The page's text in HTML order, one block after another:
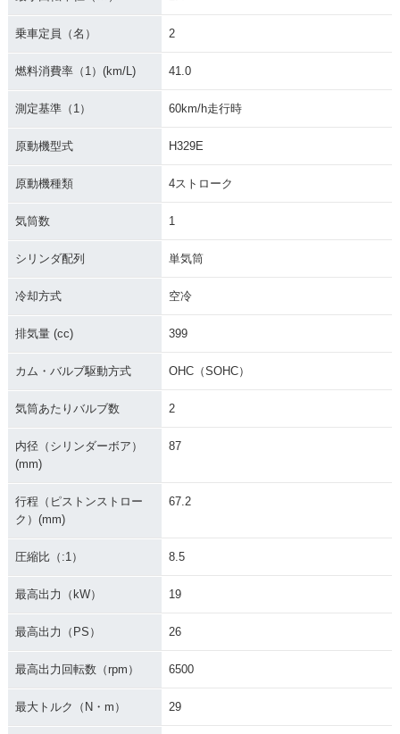
2005年 SR400 50t
限定仕様
2005年 SR400・カ
h Anniversary Limit
限定仕様
イナーチェンジ
2001年 SR400・マ
イナーチェンジ
2000年 SR400・カ
周年記念モデル・特
イナーチェンジ
乗車定員（名） 2
燃料消費率（1）(km/L) 41.0
測定基準（1） 60km/h走行時
原動機型式 H329E
原動機種類 4ストローク
気筒数 1
シリンダ配列 単気筒
冷却方式 空冷
排気量 (cc) 399
カム・バルブ駆動方式 OHC（SOHC）
気筒あたりバルブ数 2
内径（シリンダーボア）
(mm)
87
行程（ピストンストロー
ク）(mm)
67.2
圧縮比（:1） 8.5
最高出力（kW） 19
最高出力（PS） 26
最高出力回転数（rpm） 6500
最大トルク（N・m） 29